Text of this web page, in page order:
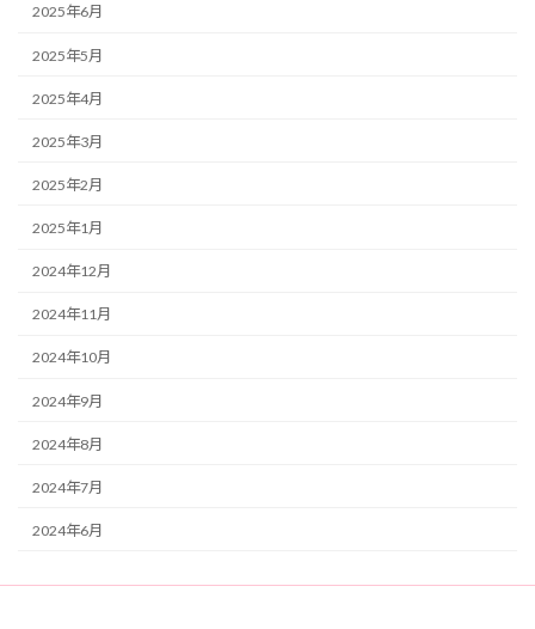
2025年6月
2025年5月
2025年4月
2025年3月
2025年2月
2025年1月
2024年12月
2024年11月
2024年10月
2024年9月
2024年8月
2024年7月
2024年6月